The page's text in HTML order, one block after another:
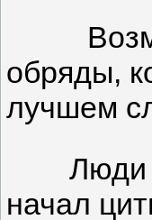
обряды,
лучшем
Люди
начал